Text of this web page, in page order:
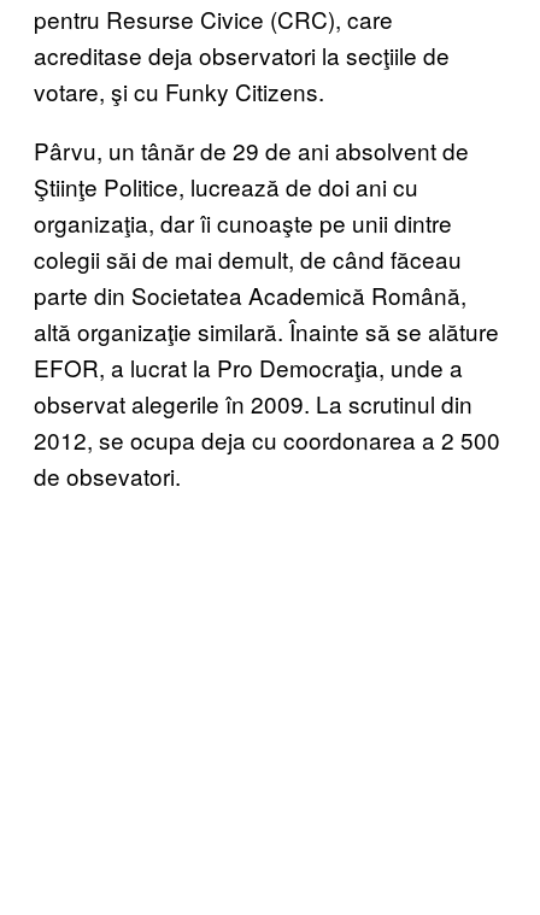
pentru Resurse Civice (CRC), care
acreditase deja observatori la secţiile de
votare, şi cu Funky Citizens.
Pârvu, un tânăr de 29 de ani absolvent de
Ştiinţe Politice, lucrează de doi ani cu
organizaţia, dar îi cunoaşte pe unii dintre
colegii săi de mai demult, de când făceau
parte din Societatea Academică Română,
altă organizaţie similară. Înainte să se alăture
EFOR, a lucrat la Pro Democraţia, unde a
observat alegerile în 2009. La scrutinul din
2012, se ocupa deja cu coordonarea a 2 500
de obsevatori.